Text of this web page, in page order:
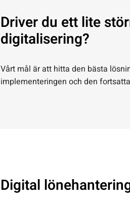
Driver du ett lite
digitalisering?
Vårt mål är att hitta den bästa
implementeringen och den
Digital